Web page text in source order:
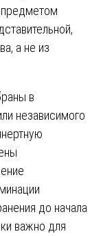
предметом
а не из
в
независимого
до начала
важно для